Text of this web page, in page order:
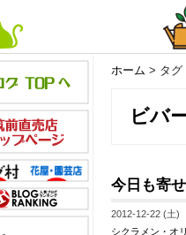
ホーム > タグ
ビバ
今日も寄
2012-12-22 (土)
シクラメン・オ